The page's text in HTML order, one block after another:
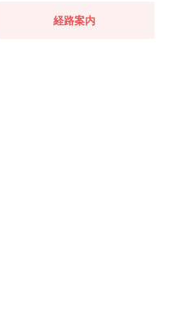
経路案内